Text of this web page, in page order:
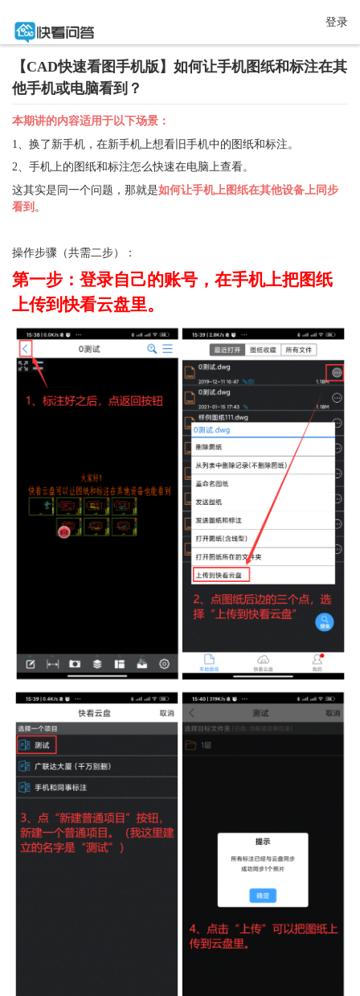
登录
【CAD快速看图手机版】如何让手机图纸和标注在其
他手机或电脑看到？
本期讲的内容适用于以下场景：
1、换了新手机，在新手机上想看旧手机中的图纸和标注。
2、手机上的图纸和标注怎么快速在电脑上查看。
这其实是同一个问题，那就是如何让手机上图纸在其他设备上同步
看到 。
操作步骤（共需二步）：
第一步：登录自己的账号，在手机上把图纸
上传到快看云盘里。